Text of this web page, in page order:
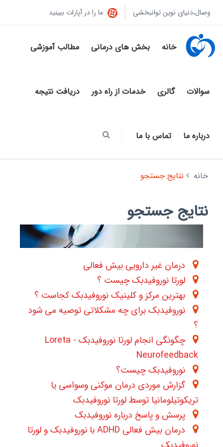
وصال،دنیای نوین توانبخشی ما را در آپارات ببینید
خانه بخش های درمانی مطالب آموزشی
سوالات گالری خدمات از راه دور دریافت نتیجه
درباره ما تماس با ما
خانه نتایج جستجو
نتایج جستجو
درمان غیر دارویی بیش فعالی
لورتا نوروفیدبک چیست ؟
بهترین مرکز و کلینیک نوروفیدبک کجاست ؟
نوروفیدبک برای چه مشکلاتی توصیه می شود
؟
چگونگی انجام لورتا نوروفیدبک - Loreta
Neurofeedback
نوروفیدبک چیست؟
گزارش موردی درمان موکنی وسواسی یا
تریکوتیلومانیا توسط لورتا نوروفیدبک
پرسش و پاسخ درباره نوروفیدبک
درمان بیش فعالی ADHD با نوروفیدبک و لورتا